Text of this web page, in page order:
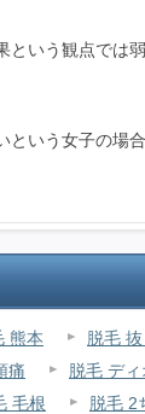
いう観点では
いう女子の場
熊本 脱毛
痛 脱毛 デ
毛根 脱毛 2